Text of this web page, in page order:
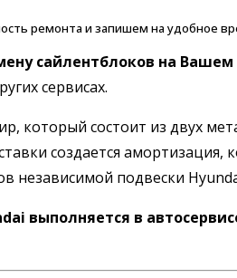
ремонта и запишем на удобное
сайлентблоков на Вашем
сервисах.
состоит из двух
создается
независимой подвески
выполняется в